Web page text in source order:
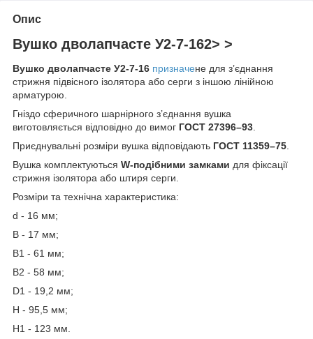
Опис
Вушко дволапчасте У2-7-162> >
Вушко дволапчасте У2-7-16 призначене для з’єднання
стрижня підвісного ізолятора або серги з іншою лінійною
арматурою.
Гніздо сферичного шарнірного з’єднання вушка
виготовляється відповідно до вимог ГОСТ 27396–93.
Приєднувальні розміри вушка відповідають ГОСТ 11359–75.
Вушка комплектуються W-подібними замками для фіксації
стрижня ізолятора або штиря серги.
Розміри та технічна характеристика:
d - 16 мм;
B - 17 мм;
В1 - 61 мм;
В2 - 58 мм;
D1 - 19,2 мм;
H - 95,5 мм;
Н1 - 123 мм.